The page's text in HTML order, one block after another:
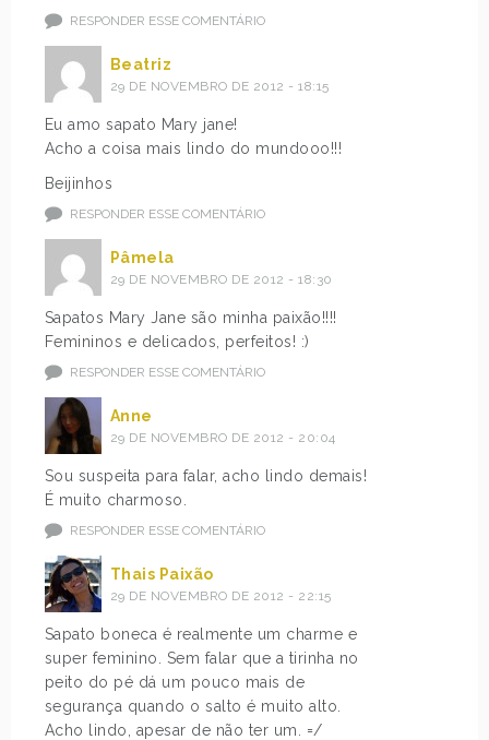
RESPONDER ESSE COMENTÁRIO
Beatriz
29 DE NOVEMBRO DE 2012 - 18:15
Eu amo sapato Mary jane!
Acho a coisa mais lindo do mundooo!!!
Beijinhos
RESPONDER ESSE COMENTÁRIO
Pâmela
29 DE NOVEMBRO DE 2012 - 18:30
Sapatos Mary Jane são minha paixão!!!!
Femininos e delicados, perfeitos! :)
RESPONDER ESSE COMENTÁRIO
Anne
29 DE NOVEMBRO DE 2012 - 20:04
Sou suspeita para falar, acho lindo demais!
É muito charmoso.
RESPONDER ESSE COMENTÁRIO
Thais Paixão
29 DE NOVEMBRO DE 2012 - 22:15
Sapato boneca é realmente um charme e
super feminino. Sem falar que a tirinha no
peito do pé dá um pouco mais de
segurança quando o salto é muito alto.
Acho lindo, apesar de não ter um. =/